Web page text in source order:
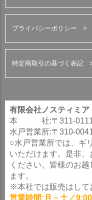
プライバシーポリシー
特定商取引の基づく表記
有限会社ノスティミア
本 社:〒311-0111
水戸営業所:〒310-
○水戸営業所では、ギ
いただけます。是非
ください。皆様のお
ます。
※本社では販売はして
営業時間:月－土／